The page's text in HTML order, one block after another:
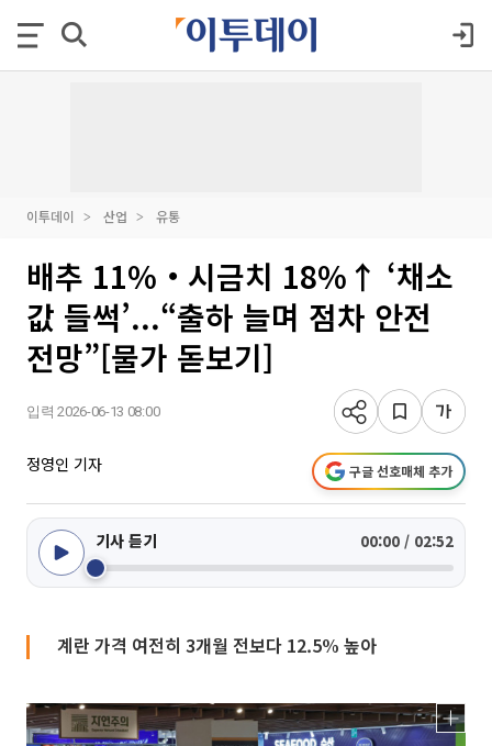
이투데이 산업 유통
배추 11%‧시금치 18%↑ ‘채소
값 들썩’...“출하 늘며 점차 안전
전망”[물가 돋보기]
입력 2026-06-13 08:00
정영인 기자 구글 선호매체 추가
기사 듣기 00:00 / 02:52
계란 가격 여전히 3개월 전보다 12.5% 높아